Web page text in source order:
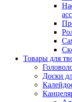
Товары для
Доски